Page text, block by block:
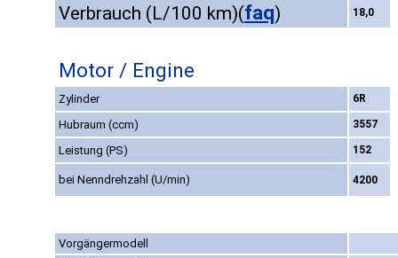
Verbrauch (L/100 km)(faq) 18,0
Motor / Engine
Zylinder 6R
Hubraum (ccm) 3557
Leistung (PS) 152
bei Nenndrehzahl (U/min) 4200
Vorgängermodell